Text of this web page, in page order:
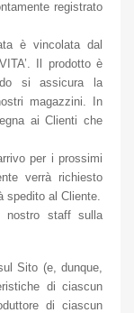
registrato
è vincolata dal
Il prodotto è
si assicura la
magazzini. In
ai Clienti che
per i prossimi
verrà richiesto
spedito al Cliente.
nostro staff sulla
Sito (e, dunque,
di ciascun
di ciascun